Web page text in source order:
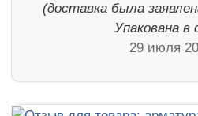
(доставка была
Упакована
29 июля